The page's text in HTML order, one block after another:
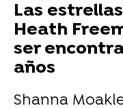
Las
Heath
ser
años
Shanna